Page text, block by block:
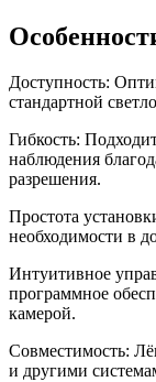
Доступность:
стандартной
Гибкость:
наблюдения
разрешения.
Простота
необходимости в
Интуитивное
программное
камерой.
Совместимость:
и другими